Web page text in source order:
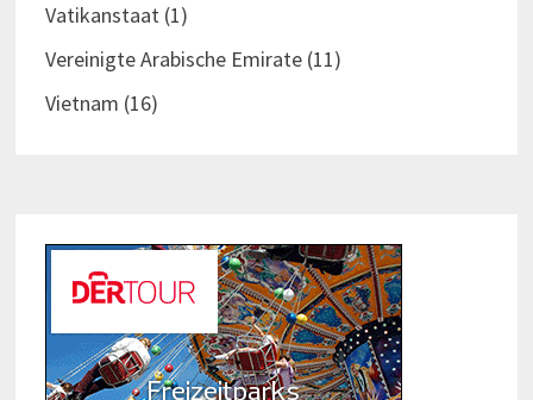
Vatikanstaat(1)
Vereinigte Arabische Emirate(11)
Vietnam (16)